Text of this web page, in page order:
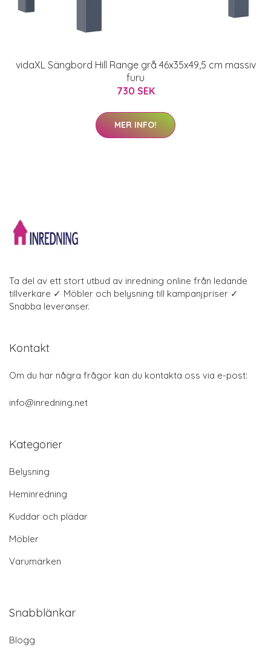
vidaXL Sängbord Hill Range grå 46x35x49,5 cm massiv
furu
730 SEK
MER INFO!
Ta del av ett stort utbud av inredning online från ledande
tillverkare ✓ Möbler och belysning till kampanjpriser ✓
Snabba leveranser.
Kontakt
Om du har några frågor kan du kontakta oss via e-post:
info@inredning.net
Kategorier
Belysning
Heminredning
Kuddar och plädar
Möbler
Varumärken
Snabblänkar
Blogg